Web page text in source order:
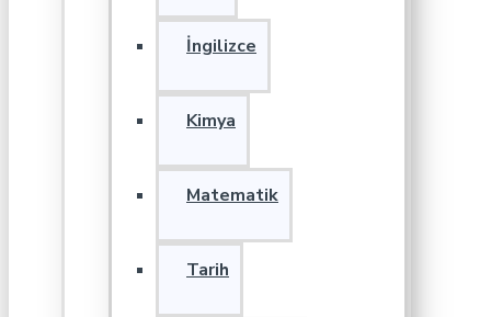
İngilizce
Kimya
Matematik
Tarih